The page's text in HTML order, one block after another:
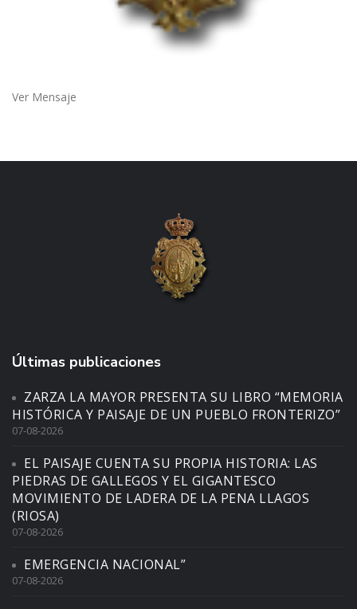
Ver Mensaje
Últimas publicaciones
ZARZA LA MAYOR PRESENTA SU LIBRO “MEMORIA
HISTÓRICA Y PAISAJE DE UN PUEBLO FRONTERIZO”
07-08-2026
EL PAISAJE CUENTA SU PROPIA HISTORIA: LAS
PIEDRAS DE GALLEGOS Y EL GIGANTESCO
MOVIMIENTO DE LADERA DE LA PENA LLAGOS
(RIOSA)
07-08-2026
EMERGENCIA NACIONAL”
07-08-2026